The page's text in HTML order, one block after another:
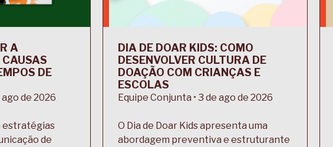
A
DE
de 2026
estratégias
de
DIA DE DOAR KIDS: COMO
DESENVOLVER CULTURA DE
DOAÇÃO COM CRIANÇAS E
ESCOLAS
Equipe Conjunta • 3 de ago de 2026
O Dia de Doar Kids apresenta uma
abordagem preventiva e estruturante